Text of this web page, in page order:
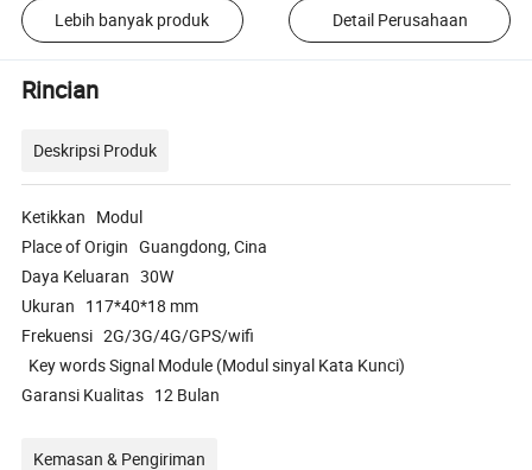
Lebih banyak produk Detail Perusahaan
Rincian
Deskripsi Produk
Ketikkan Modul
Place of Origin Guangdong, Cina
Daya Keluaran 30W
Ukuran 117*40*18 mm
Frekuensi 2G/3G/4G/GPS/wifi
Key words Signal Module (Modul sinyal Kata Kunci)
Garansi Kualitas 12 Bulan
Kemasan & Pengiriman